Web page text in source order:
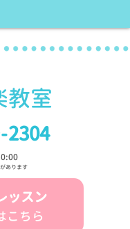
教室
-2304
あります
ッスン
こちら